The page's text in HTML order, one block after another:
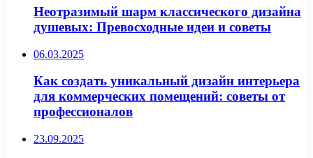
Неотразимый шарм классического дизайна
душевых: Превосходные идеи и советы
06.03.2025
Как создать уникальный дизайн интерьера
для коммерческих помещений: советы от
профессионалов
23.09.2025